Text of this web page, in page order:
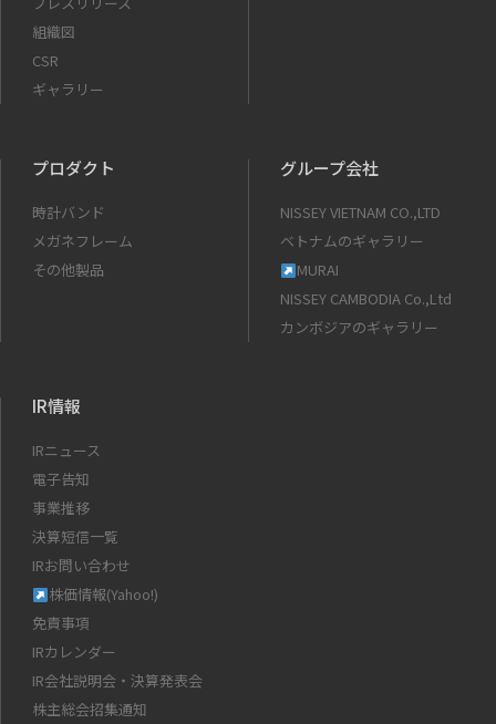
組織図
CSR
ギャラリー
プロダクト
時計バンド
メガネフレーム
その他製品
グループ会社
NISSEY VIETNAM CO.,LTD
ベトナムのギャラリー
MURAI
NISSEY CAMBODIA Co.,Ltd
カンボジアのギャラリー
IR情報
IRニュース
電子告知
事業推移
決算短信一覧
IRお問い合わせ
株価情報(Yahoo!)
免責事項
IRカレンダー
IR会社説明会・決算発表会
株主総会招集通知